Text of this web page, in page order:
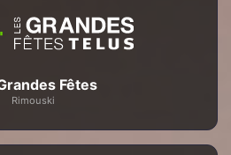
Fêtes
Rimouski